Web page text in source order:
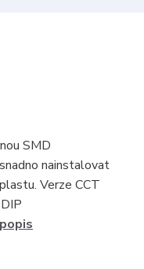
SMD
nainstalovat
Verze CCT